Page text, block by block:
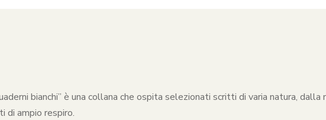
bianchi” è una collana che ospita selezionati scritti di varia natura,
di ampio respiro.